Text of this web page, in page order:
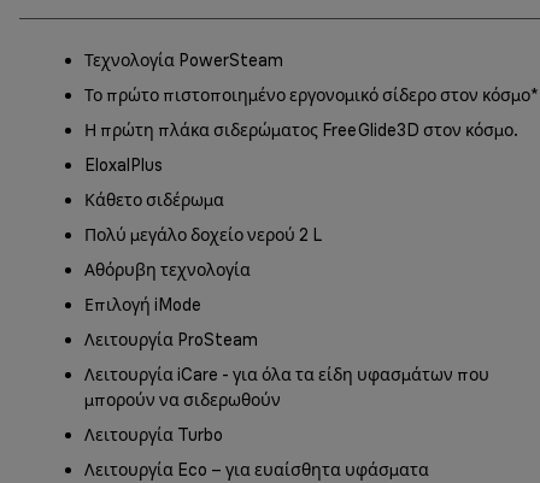
Τεχνολογία PowerSteam
Το πρώτο πιστοποιημένο εργονομικό σίδερο στον κόσμο*
Η πρώτη πλάκα σιδερώματος FreeGlide3D στον κόσμο.
EloxalPlus
Κάθετο σιδέρωμα
Πολύ μεγάλο δοχείο νερού 2 L
Αθόρυβη τεχνολογία
Επιλογή iMode
Λειτουργία ProSteam
Λειτουργία iCare - για όλα τα είδη υφασμάτων που
μπορούν να σιδερωθούν
Λειτουργία Turbo
Λειτουργία Eco – για ευαίσθητα υφάσματα